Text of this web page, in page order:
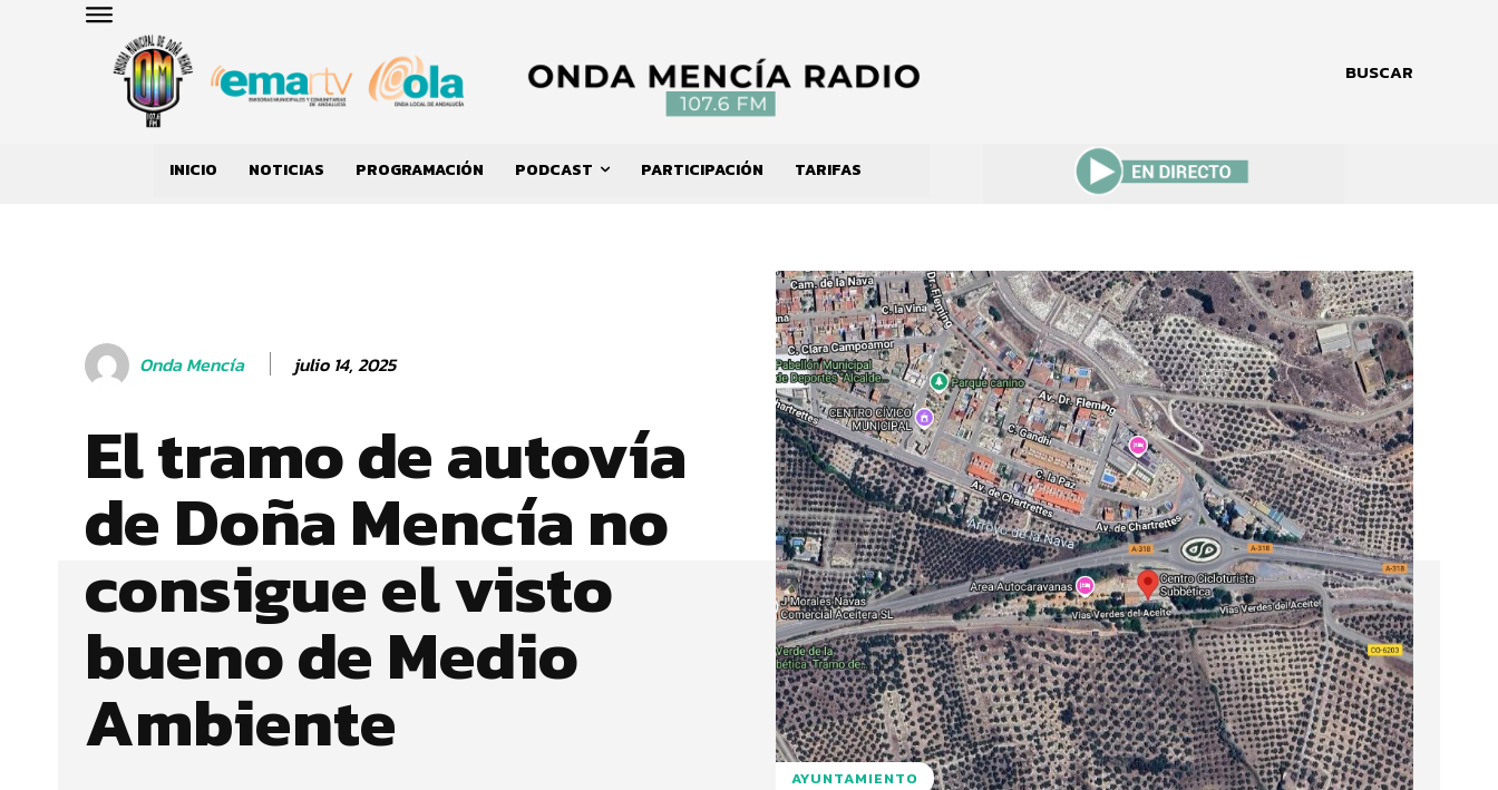
BUSCAR
INICIO NOTICIAS PROGRAMACIÓN PODCAST PARTICIPACIÓN TARIFAS
Onda Mencía julio 14, 2025
El tramo de autovía
de Doña Mencía no
consigue el visto
bueno de Medio
Ambiente
AYUNTAMIENTO